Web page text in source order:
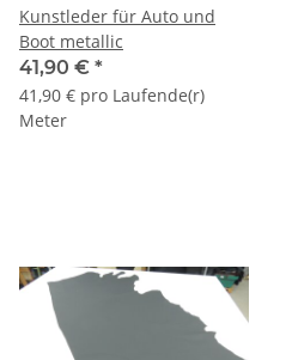
Kunstleder für Auto und
Boot metallic
41,90 € *
41,90 € pro Laufende(r)
Meter